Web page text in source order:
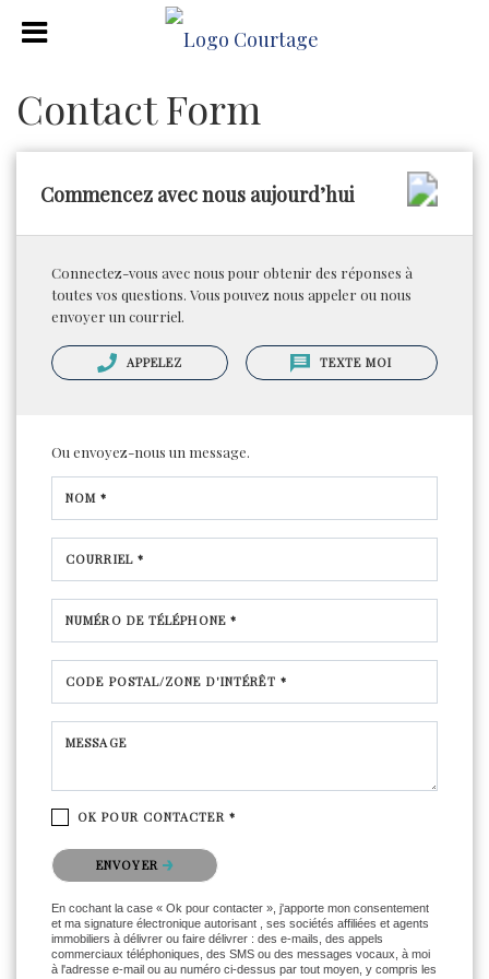
Contact Form
Commencez avec nous aujourd’hui
Connectez-vous avec nous pour obtenir des réponses à
toutes vos questions. Vous pouvez nous appeler ou nous
envoyer un courriel.
APPELEZ TEXTE MOI
Ou envoyez-nous un message.
NOM *
COURRIEL *
NUMÉRO DE TÉLÉPHONE *
CODE POSTAL/ZONE D'INTÉRÊT *
MESSAGE
OK POUR CONTACTER *
Veuillez confirmer que vous n'êtes pas un robot.
ENVOYER
En cochant la case « Ok pour contacter », j'apporte mon consentement
et ma signature électronique autorisant , ses sociétés affiliées et agents
immobiliers à délivrer ou faire délivrer : des e-mails, des appels
commerciaux téléphoniques, des SMS ou des messages vocaux, à moi
à l'adresse e-mail ou au numéro ci-dessus par tout moyen, y compris les